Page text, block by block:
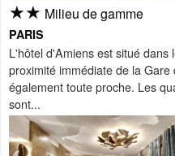
★★ Milieu de gamme
PARIS
L'hôtel d'Amiens est situé
proximité immédiate de la
également toute proche. Les
sont...